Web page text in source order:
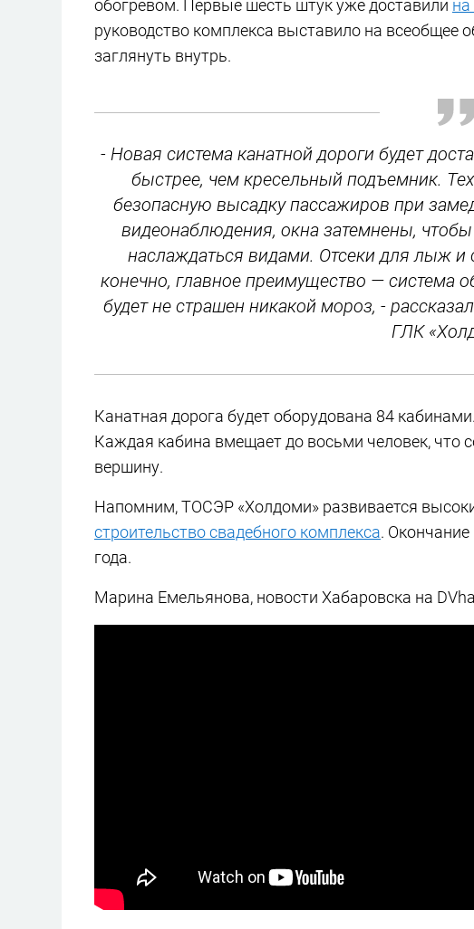
обогревом. Первые шесть штук уже доставили
руководство комплекса выставило на всеобщее
заглянуть внутрь.
- Новая система канатной дороги будет
быстрее, чем кресельный подъемник.
безопасную высадку пассажиров при
видеонаблюдения, окна затемнены,
наслаждаться видами. Отсеки для лыж
конечно, главное преимущество — система
будет не страшен никакой мороз, -
ГЛК
Канатная дорога будет оборудована 84
Каждая кабина вмещает до восьми человек, что
вершину.
Напомним, ТОСЭР «Холдоми» развивается
строительство свадебного комплекса. Окончание
года.
Марина Емельянова, новости Хабаровска на